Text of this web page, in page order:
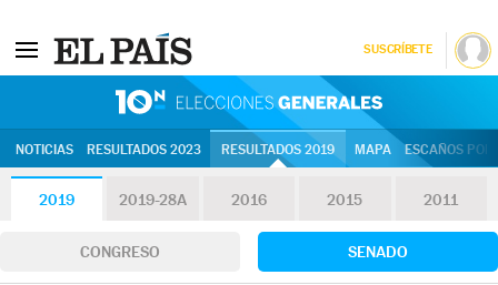
SUSCRÍBETE
NOTICIAS RESULTADOS 2023 RESULTADOS 2019 MAPA ESCAÑOS
2019 2019-28A 2016 2015 2011
CONGRESO SENADO